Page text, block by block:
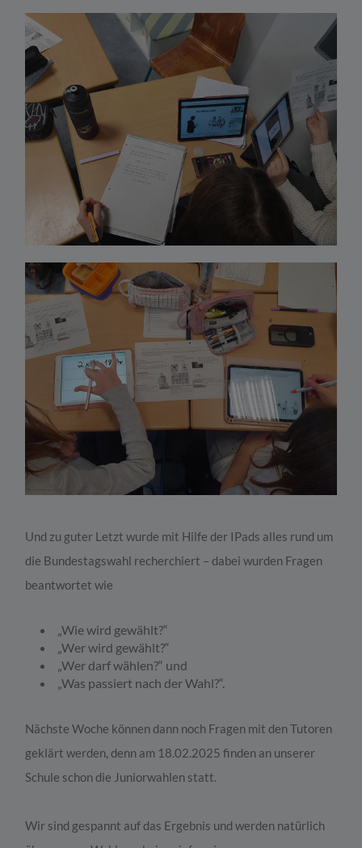
Und zu guter Letzt wurde mit Hilfe der IPads alles rund um
die Bundestagswahl recherchiert – dabei wurden Fragen
beantwortet wie
„Wie wird gewählt?“
„Wer wird gewählt?“
„Wer darf wählen?“ und
„Was passiert nach der Wahl?“.
Nächste Woche können dann noch Fragen mit den Tutoren
geklärt werden, denn am 18.02.2025 finden an unserer
Schule schon die Juniorwahlen statt.
Wir sind gespannt auf das Ergebnis und werden natürlich